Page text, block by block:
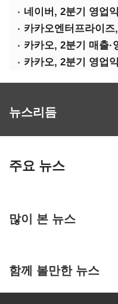
카카오엔터프라이
뉴스리듬
주요 뉴스
많이 본 뉴스
함께 볼만한 뉴스